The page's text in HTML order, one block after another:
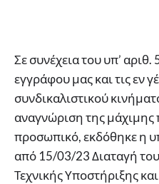
Σε συνέχεια του υπ’
εγγράφου μας και τις εν
συνδικαλιστικού
αναγνώριση της μάχιμης
προσωπικό, εκδόθηκε η
από 15/03/23 Διαταγή
Τεχνικής Υποστήριξης